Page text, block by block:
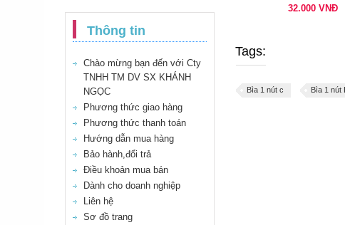
Thông tin
Chào mừng bạn đến với Cty
TNHH TM DV SX KHÁNH
NGỌC
Phương thức giao hàng
Phương thức thanh toán
Hướng dẫn mua hàng
Bảo hành,đổi trả
Điều khoản mua bán
Dành cho doanh nghiệp
Liên hệ
Sơ đồ trang
32.000 VNĐ
Tags:
Bìa 1 nút c Bìa 1 nút